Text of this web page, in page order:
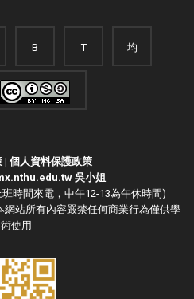
B T 均
| 個人資料保護政策
吳小姐
時間來電，中午12-13為午休時間)
網站所有內容嚴禁任何商業行為僅供學
術使用